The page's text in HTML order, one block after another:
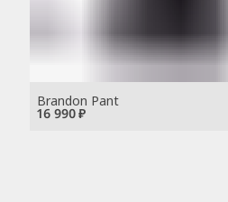
16 990 ₽
Brandon Pant